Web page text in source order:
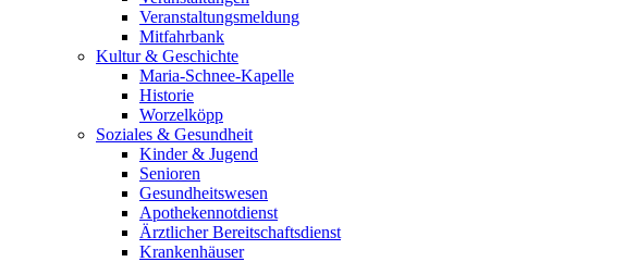
Veranstaltungsmeldung
Mitfahrbank
Kultur & Geschichte
Maria-Schnee-Kapelle
Historie
Worzelköpp
Soziales & Gesundheit
Kinder & Jugend
Senioren
Gesundheitswesen
Apothekennotdienst
Ärztlicher Bereitschaftsdienst
Krankenhäuser